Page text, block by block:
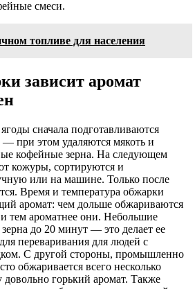
смеси.
топливе для населения
зависит аромат
сначала подготавливаются
при этом удаляются мякоть и
кофейные зерна. На следующем
кожуры, сортируются и
или на машине. Только после
Время и температура обжарки
аромат: чем дольше обжариваются
и тем ароматнее они. Небольшие
до 20 минут — это делает ее
переваривания для людей с
С другой стороны, промышленно
обжаривается всего несколько
довольно горький аромат. Также